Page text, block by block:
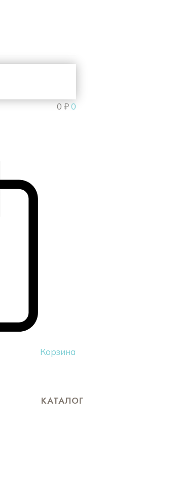
0 ₽0
Корзина
КАТАЛОГ